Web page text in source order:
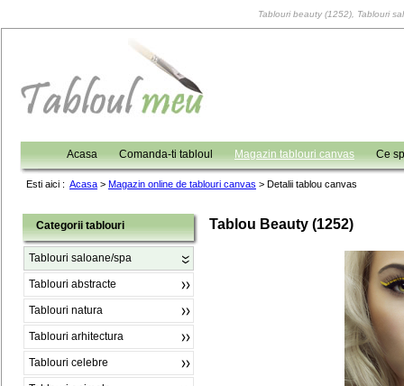
Tablouri beauty (1252), Tablouri
Acasa Comanda-ti tabloul Magazin tablouri canvas Ce
Esti aici : Acasa > Magazin online de tablouri canvas > Detalii tablou canvas
Categorii tablouri
Tablouri saloane/spa
Tablouri abstracte
Tablouri natura
Tablouri arhitectura
Tablouri celebre
Tablou Beauty (1252)